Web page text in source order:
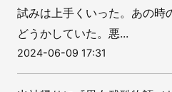
試みは上手くいった。あの時
どうかしていた。悪...
2024-06-09 17:31